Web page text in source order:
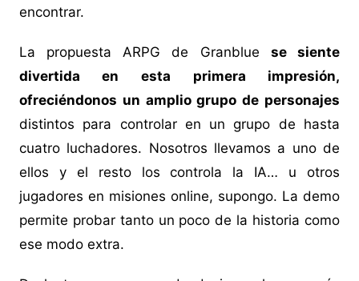
encontrar.
La propuesta ARPG de Granblue se siente
divertida en esta primera impresión,
ofreciéndonos un amplio grupo de personajes
distintos para controlar en un grupo de hasta
cuatro luchadores. Nosotros llevamos a uno de
ellos y el resto los controla la IA… u otros
jugadores en misiones online, supongo. La demo
permite probar tanto un poco de la historia como
ese modo extra.